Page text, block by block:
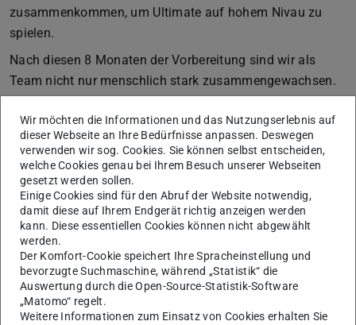
zusammenkommen, um Ultimate auf hohem Nivau zu
spielen.
Nach diesen 8 Monaten der Vorbereitung sind wir als
Team nicht nur menschlich stark zusammengewachsen.
Alle Spielerinnen kommen aus Vereinen aus ganz
Deutschland zusammen und bringen dadurch auch viele
unterschiedliche Taktiken und Skills mit. Es macht sehr
viel Spaß sich über die Zeit gemeinsame Offence
Setplays, Taktiken und Defence Zonen zu erarbeiten.
Doch auf eine Sache waren wir nicht vorbereitet: eine
Hitzewelle in Spanien. Während wir in Deutschland im
Winter bei -2°C trainiert und in Italien bei starkem Regen
auf einem Feld gespielt haben, was sich immer mehr in
einen Acker verwandelt hat, mussten wir auf der WM bei
Temperaturen zwischen 35°C und 40°C spielen. Die
Wir möchten die Informationen und das Nutzungserlebnis auf
dieser Webseite an Ihre Bedürfnisse anpassen. Deswegen
verwenden wir sog. Cookies. Sie können selbst entscheiden,
welche Cookies genau bei Ihrem Besuch unserer Webseiten
gesetzt werden sollen.
Einige Cookies sind für den Abruf der Website notwendig,
damit diese auf Ihrem Endgerät richtig anzeigen werden
kann. Diese essentiellen Cookies können nicht abgewählt
werden.
Der Komfort-Cookie speichert Ihre Spracheinstellung und
bevorzugte Suchmaschine, während „Statistik“ die
Auswertung durch die Open-Source-Statistik-Software
„Matomo“ regelt.
Weitere Informationen zum Einsatz von Cookies erhalten Sie